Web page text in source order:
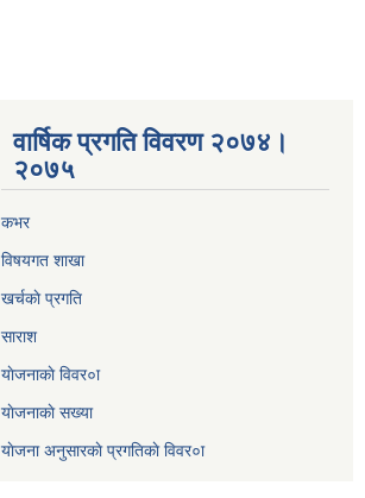
वार्षिक प्रगति विवरण २०७४।
२०७५
कभर
विषयगत शाखा
खर्चकाे प्रगति
साराश
याेजनाकाे विवर०ा
याेजनाकाे सख्या
याेजना अनुसारकाे प्रगतिकाे विवर०ा